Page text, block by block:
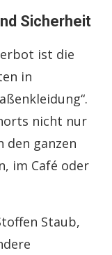
Sicherheit
ist die
in
nicht nur
den ganzen
im Café oder
Staub,